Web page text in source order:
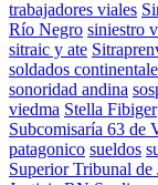
trabajadores viales
Río Negro siniestro
sitraic y ate
soldados
sonoridad andina
viedma Stella Fibiger
Subcomisaría 63 de
patagonico sueldos
Superior Tribunal